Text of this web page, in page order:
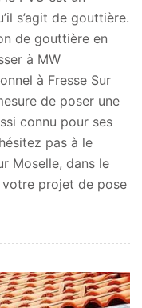
s’agit de gouttière.
de gouttière en
à MW
à Fresse Sur
de poser une
connu pour ses
pas à le
Moselle, dans le
votre projet de pose